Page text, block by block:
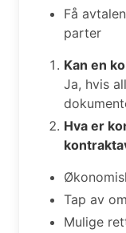
Få
parter
Kan en
Ja, hvis
Hva er
Tap av
Mulige